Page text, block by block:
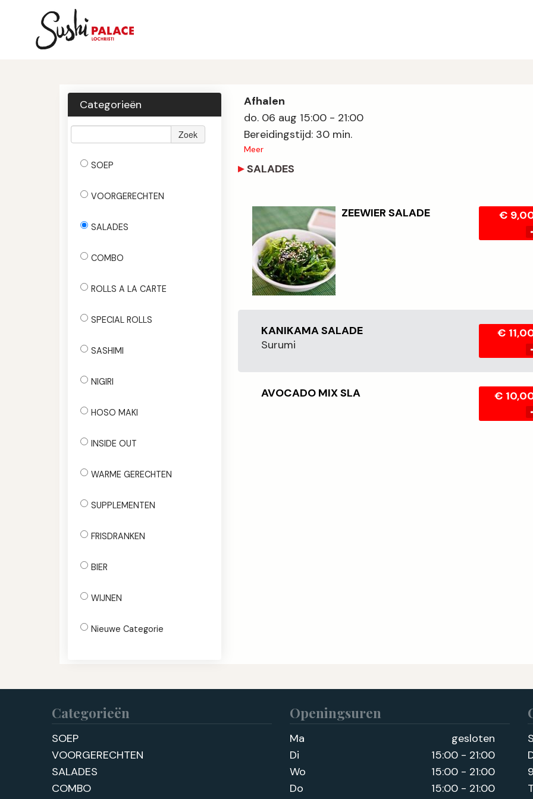
Categorieën
Zoek
SOEP
VOORGERECHTEN
SALADES
COMBO
ROLLS A LA CARTE
SPECIAL ROLLS
SASHIMI
NIGIRI
HOSO MAKI
INSIDE OUT
WARME GERECHTEN
SUPPLEMENTEN
FRISDRANKEN
BIER
WIJNEN
Nieuwe Categorie
Afhalen
do. 06 aug 15:00 - 21:00
Bereidingstijd: 30 min.
Meer
SALADES
ZEEWIER SALADE €
KANIKAMA SALADE
Surumi
€
AVOCADO MIX SLA €
Categorieën
SOEP
VOORGERECHTEN
SALADES
COMBO
Openingsuren
Ma
gesloten
Di
15:00 - 21:00
Wo
15:00 - 21:00
Do
15:00 - 21:00